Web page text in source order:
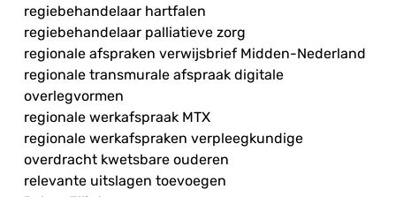
regiebehandelaar hartfalen
regiebehandelaar palliatieve zorg
regionale afspraken verwijsbrief Midden-Nederland
regionale transmurale afspraak digitale
overlegvormen
regionale werkafspraak MTX
regionale werkafspraken verpleegkundige
overdracht kwetsbare ouderen
relevante uitslagen toevoegen